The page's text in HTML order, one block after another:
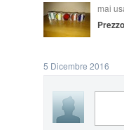
mai
5 Dicembre 2016